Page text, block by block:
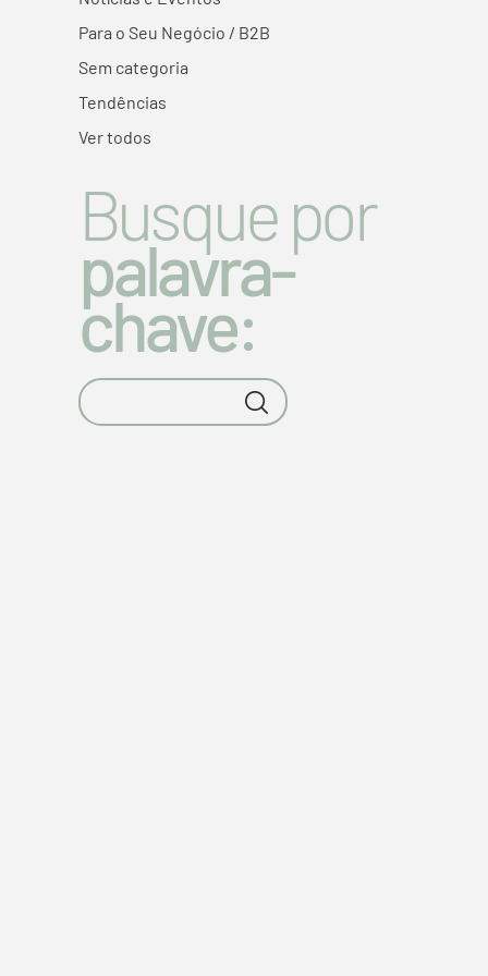
Para o Seu Negócio / B2B
Sem categoria
Tendências
Ver todos
Busque por
palavra-
chave: